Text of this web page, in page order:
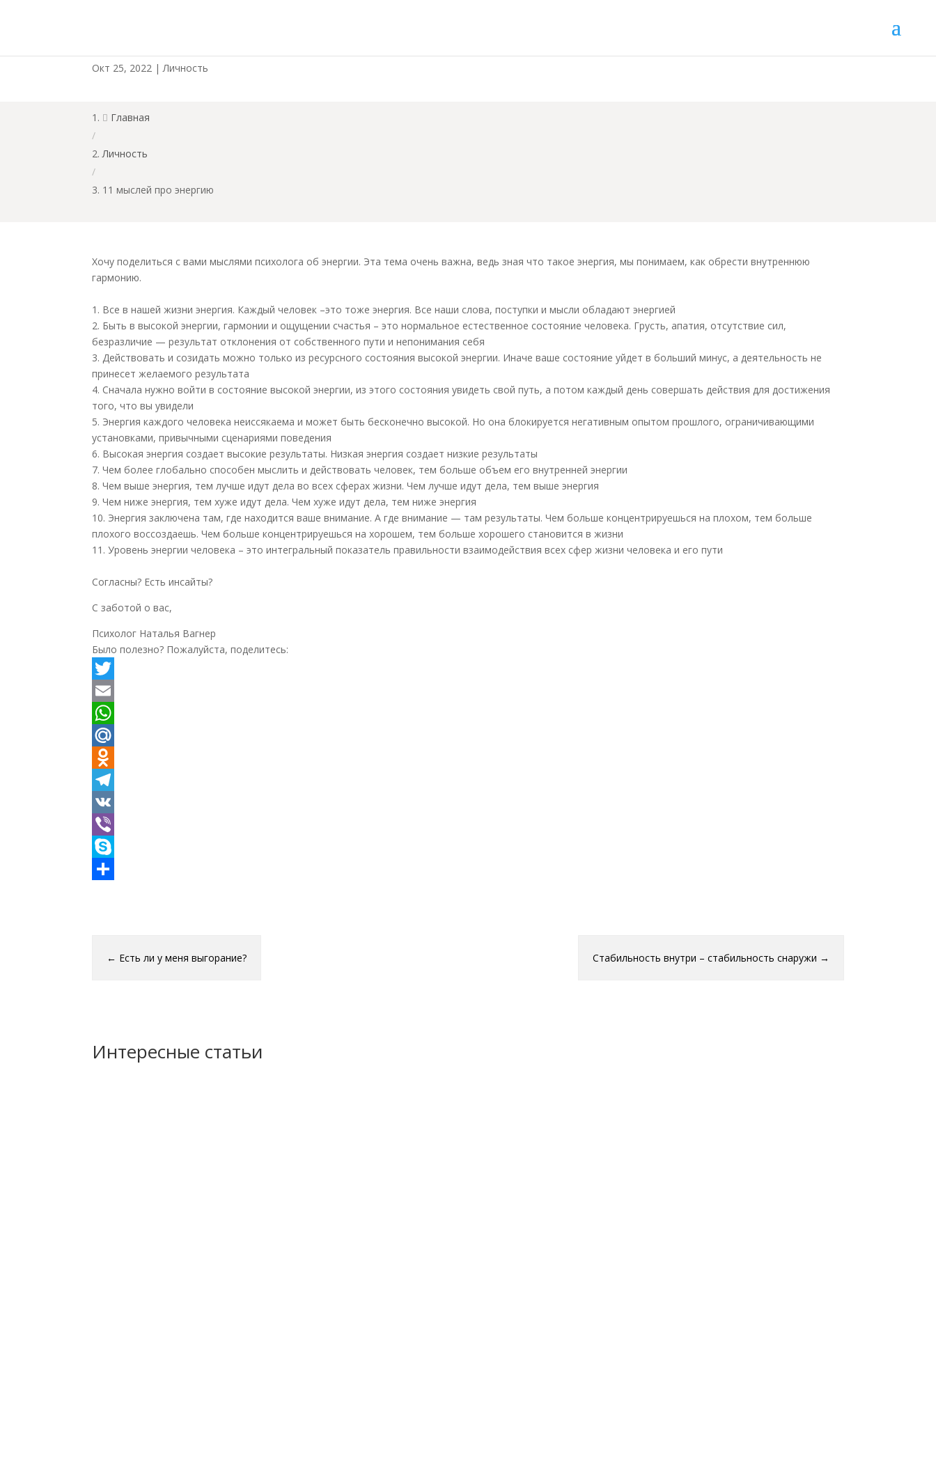
Окт 25, 2022 |Личность
 Главная
/
Личность
/
11 мыслей про энергию
Хочу поделиться с вами мыслями психолога об энергии. Эта тема очень важна, ведь зная что такое энергия, мы понимаем, как обрести внутреннюю
гармонию.
1. Все в нашей жизни энергия. Каждый человек –это тоже энергия. Все наши слова, поступки и мысли обладают энергией
2. Быть в высокой энергии, гармонии и ощущении счастья – это нормальное естественное состояние человека. Грусть, апатия, отсутствие сил,
безразличие — результат отклонения от собственного пути и непонимания себя
3. Действовать и созидать можно только из ресурсного состояния высокой энергии. Иначе ваше состояние уйдет в больший минус, а деятельность не
принесет желаемого результата
4. Сначала нужно войти в состояние высокой энергии, из этого состояния увидеть свой путь, а потом каждый день совершать действия для достижения
того, что вы увидели
5. Энергия каждого человека неиссякаема и может быть бесконечно высокой. Но она блокируется негативным опытом прошлого, ограничивающими
установками, привычными сценариями поведения
6. Высокая энергия создает высокие результаты. Низкая энергия создает низкие результаты
7. Чем более глобально способен мыслить и действовать человек, тем больше объем его внутренней энергии
8. Чем выше энергия, тем лучше идут дела во всех сферах жизни. Чем лучше идут дела, тем выше энергия
9. Чем ниже энергия, тем хуже идут дела. Чем хуже идут дела, тем ниже энергия
10. Энергия заключена там, где находится ваше внимание. А где внимание — там результаты. Чем больше концентрируешься на плохом, тем больше
плохого воссоздаешь. Чем больше концентрируешься на хорошем, тем больше хорошего становится в жизни
11. Уровень энергии человека – это интегральный показатель правильности взаимодействия всех сфер жизни человека и его пути
Согласны? Есть инсайты?
С заботой о вас,
Психолог Наталья Вагнер
Было полезно? Пожалуйста, поделитесь:
Twitter
Email
WhatsApp
Mail.Ru
Odnoklassniki
Telegram
VK
Viber
Skype
← Есть ли у меня выгорание? Стабильность внутри – стабильность снаружи →
Интересные статьи